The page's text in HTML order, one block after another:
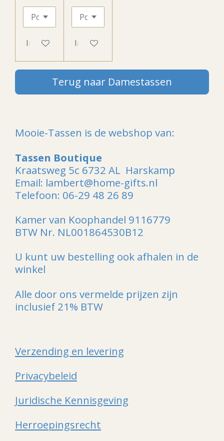
In winkelwagenIn winkelwagen
Terug naar Damestassen
Mooie-Tassen is de webshop van:
Tassen Boutique
Kraatsweg 5c 6732 AL Harskamp
Email: lambert@home-gifts.nl
Telefoon: 06-29 48 26 89
Kamer van Koophandel 9116779
BTW Nr. NL001864530B12
U kunt uw bestelling ook afhalen in de
winkel
Alle door ons vermelde prijzen zijn
inclusief 21% BTW
Verzending en levering
Privacybeleid
Juridische Kennisgeving
Herroepingsrecht